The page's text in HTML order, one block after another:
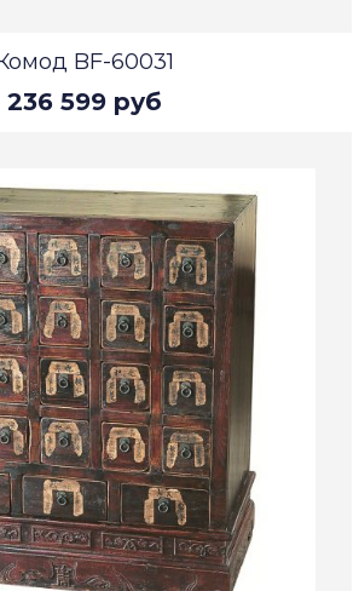
BF-60031
236 599 руб